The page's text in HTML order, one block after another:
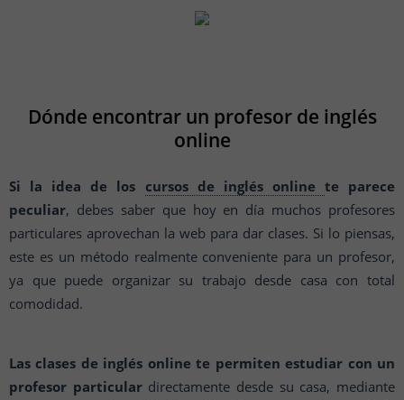
Dónde encontrar un profesor de inglés
online
Si la idea de los cursos de inglés online te parece
peculiar, debes saber que hoy en día muchos profesores
particulares aprovechan la web para dar clases. Si lo piensas,
este es un método realmente conveniente para un profesor,
ya que puede organizar su trabajo desde casa con total
comodidad.
Las clases de inglés online te permiten estudiar con un
profesor particulardirectamente desde su casa, mediante